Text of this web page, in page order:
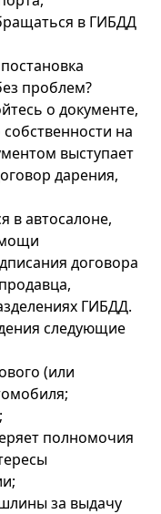
в ГИБДД
проблем?
о документе,
на
выступает
дарения,
в автосалоне,
договора
ГИБДД.
следующие
(или
полномочия
за выдачу